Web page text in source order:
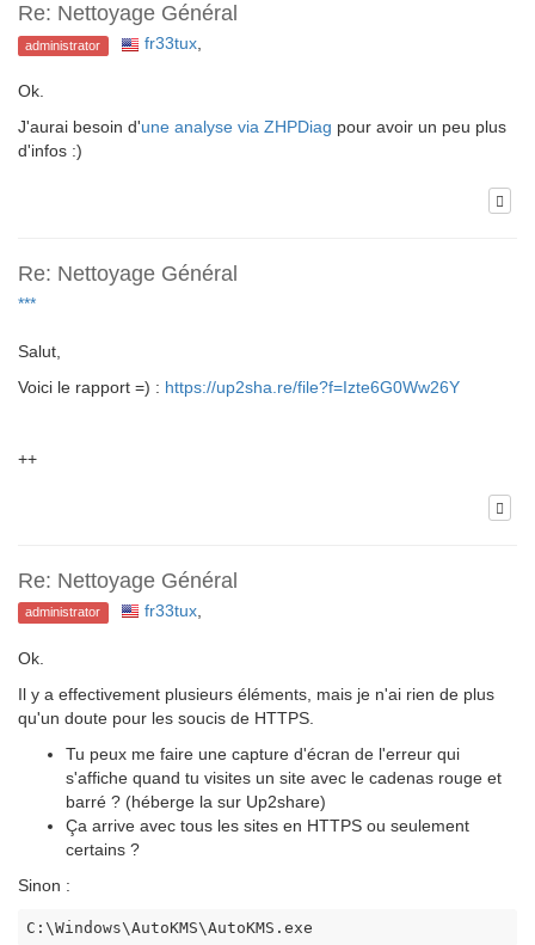
Re: Nettoyage Général
administrator fr33tux,
Ok.
J'aurai besoin d'une analyse via ZHPDiag pour avoir un peu plus
d'infos :)
Re: Nettoyage Général
***
Salut,
Voici le rapport =) : https://up2sha.re/file?f=Izte6G0Ww26Y
++
Re: Nettoyage Général
administrator fr33tux,
Ok.
Il y a effectivement plusieurs éléments, mais je n'ai rien de plus
qu'un doute pour les soucis de HTTPS.
Tu peux me faire une capture d'écran de l'erreur qui
s'affiche quand tu visites un site avec le cadenas rouge et
barré ? (héberge la sur Up2share)
Ça arrive avec tous les sites en HTTPS ou seulement
certains ?
Sinon :
C:\Windows\AutoKMS\AutoKMS.exe